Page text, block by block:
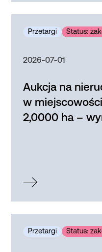
2026-07-01
Aukcja na
w
2,0000 ha –